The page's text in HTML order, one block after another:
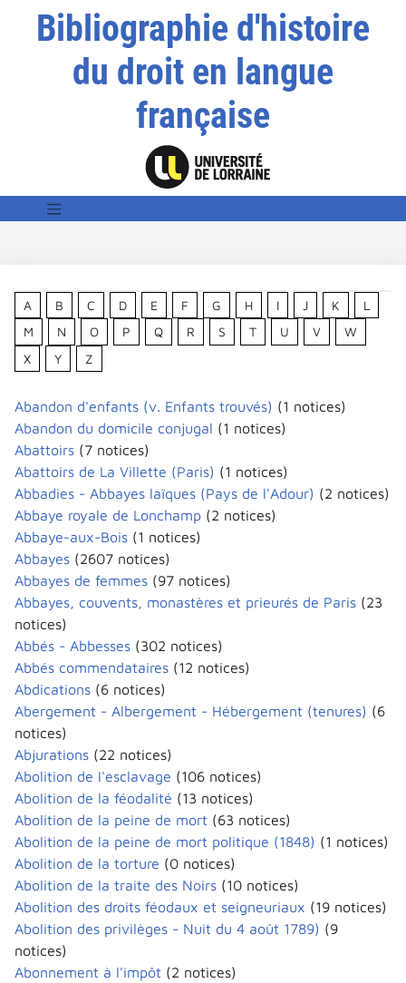
Bibliographie d'histoire
du droit en langue
française
A B C D E F G H I J K
L
M
N O P Q R S T U V
W
X
Y Z
Abandon d'enfants (v. Enfants trouvés) (1 notices)
Abandon du domicile conjugal (1 notices)
Abattoirs (7 notices)
Abattoirs de La Villette (Paris) (1 notices)
Abbadies - Abbayes laïques (Pays de l'Adour) (2 notices)
Abbaye royale de Lonchamp (2 notices)
Abbaye-aux-Bois (1 notices)
Abbayes (2607 notices)
Abbayes de femmes (97 notices)
Abbayes, couvents, monastères et prieurés de Paris (23
notices)
Abbés - Abbesses (302 notices)
Abbés commendataires (12 notices)
Abdications (6 notices)
Abergement - Albergement - Hébergement (tenures) (6
notices)
Abjurations (22 notices)
Abolition de l'esclavage (106 notices)
Abolition de la féodalité (13 notices)
Abolition de la peine de mort (63 notices)
Abolition de la peine de mort politique (1848) (1 notices)
Abolition de la torture (0 notices)
Abolition de la traite des Noirs (10 notices)
Abolition des droits féodaux et seigneuriaux (19 notices)
Abolition des privilèges - Nuit du 4 août 1789) (9
notices)
Abonnement à l'impôt (2 notices)